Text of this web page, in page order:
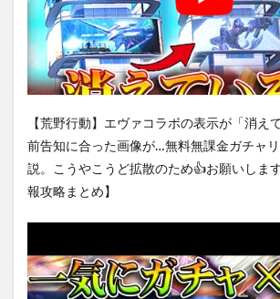
【荒野行動】エヴァコラボの表示が「消
前告知に合った画像が…無料無課金ガチャ
説。こうやこうど拡散のため👍お願いしま
報攻略まとめ】